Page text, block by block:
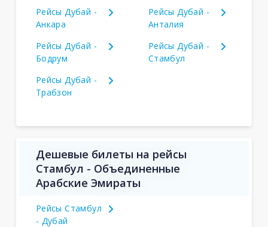
Рейсы Дубай -
Анкара
Рейсы Дубай -
Анталия
Рейсы Дубай -
Бодрум
Рейсы Дубай -
Стамбул
Рейсы Дубай -
Трабзон
Дешевые билеты на рейсы
Стамбул - Объединенные
Арабские Эмираты
Рейсы Стамбул
- Дубай